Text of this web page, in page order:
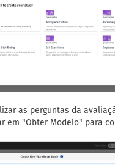
as perguntas da
em "Obter Modelo" para